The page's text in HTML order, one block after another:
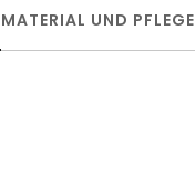
MATERIAL UND PFLEGE